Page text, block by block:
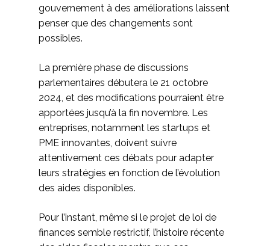
gouvernement à des améliorations laissent
penser que des changements sont
possibles.
La première phase de discussions
parlementaires débutera le 21 octobre
2024, et des modifications pourraient être
apportées jusqu’à la fin novembre. Les
entreprises, notamment les startups et
PME innovantes, doivent suivre
attentivement ces débats pour adapter
leurs stratégies en fonction de l’évolution
des aides disponibles.
Pour l’instant, même si le projet de loi de
finances semble restrictif, l’histoire récente